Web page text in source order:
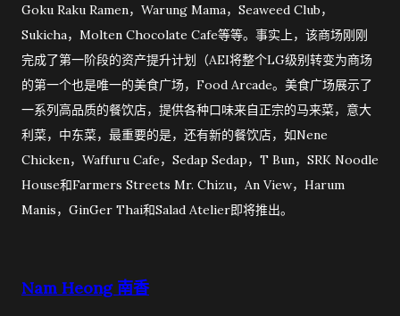
Goku Raku Ramen，Warung Mama，Seaweed Club，
Sukicha，Molten Chocolate Cafe等等。事实上，该商场刚刚
完成了第一阶段的资产提升计划（AEI将整个LG级别转变为商场
的第一个也是唯一的美食广场，Food Arcade。美食广场展示了
一系列高品质的餐饮店，提供各种口味来自正宗的马来菜，意大
利菜，中东菜，最重要的是，还有新的餐饮店，如Nene
Chicken，Waffuru Cafe，Sedap Sedap，T Bun，SRK Noodle
House和Farmers Streets Mr. Chizu，An View，Harum
Manis，GinGer Thai和Salad Atelier即将推出。
Nam Heong 南香